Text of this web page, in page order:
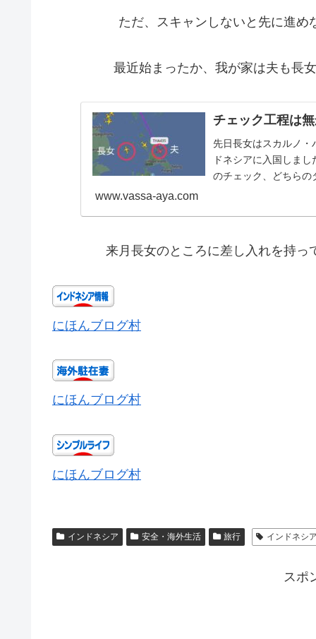
ただ、スキャンしないと先に進
最近始まったか、我が家は夫も長
チェック工程は
先日長女はスカルノ・
ドネシアに入国しま
のチェック、どちらの
www.vassa-aya.com
来月長女のところに差し入れを持
にほんブログ村
にほんブログ村
にほんブログ村
インドネシア 安全・海外生活 旅行 インドネシ
スポ